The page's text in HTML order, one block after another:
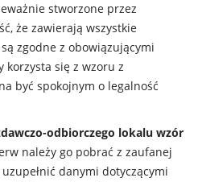
stworzone przez
że zawierają wszystkie
zgodne z obowiązującymi
korzysta się z wzoru z
być spokojnym o legalność
odbiorczego lokalu wzór
należy go pobrać z zaufanej
danymi dotyczącymi